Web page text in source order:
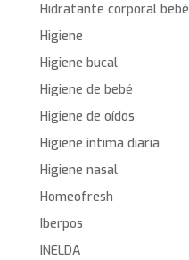
Hidratante corporal bebé
Higiene
Higiene bucal
Higiene de bebé
Higiene de oídos
Higiene íntima diaria
Higiene nasal
Homeofresh
Iberpos
INELDA